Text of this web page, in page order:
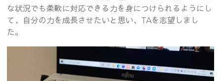
な状況でも柔軟に対応できる力を身につけられるようにし
て、自分の力を成長させたいと思い、TAを志望しまし
た。